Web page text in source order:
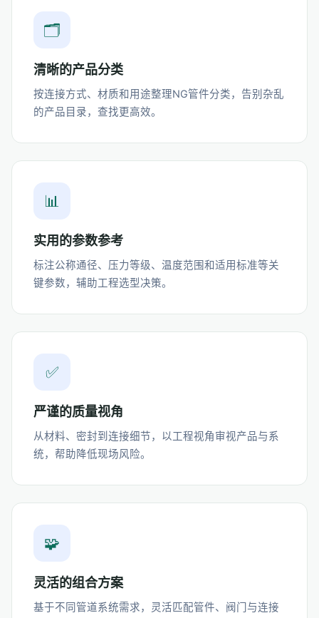
🗂️
清晰的产品分类
按连接方式、材质和用途整理NG管件分类，告别杂乱
的产品目录，查找更高效。
📊
实用的参数参考
标注公称通径、压力等级、温度范围和适用标准等关
键参数，辅助工程选型决策。
✅
严谨的质量视角
从材料、密封到连接细节，以工程视角审视产品与系
统，帮助降低现场风险。
🧩
灵活的组合方案
基于不同管道系统需求，灵活匹配管件、阀门与连接